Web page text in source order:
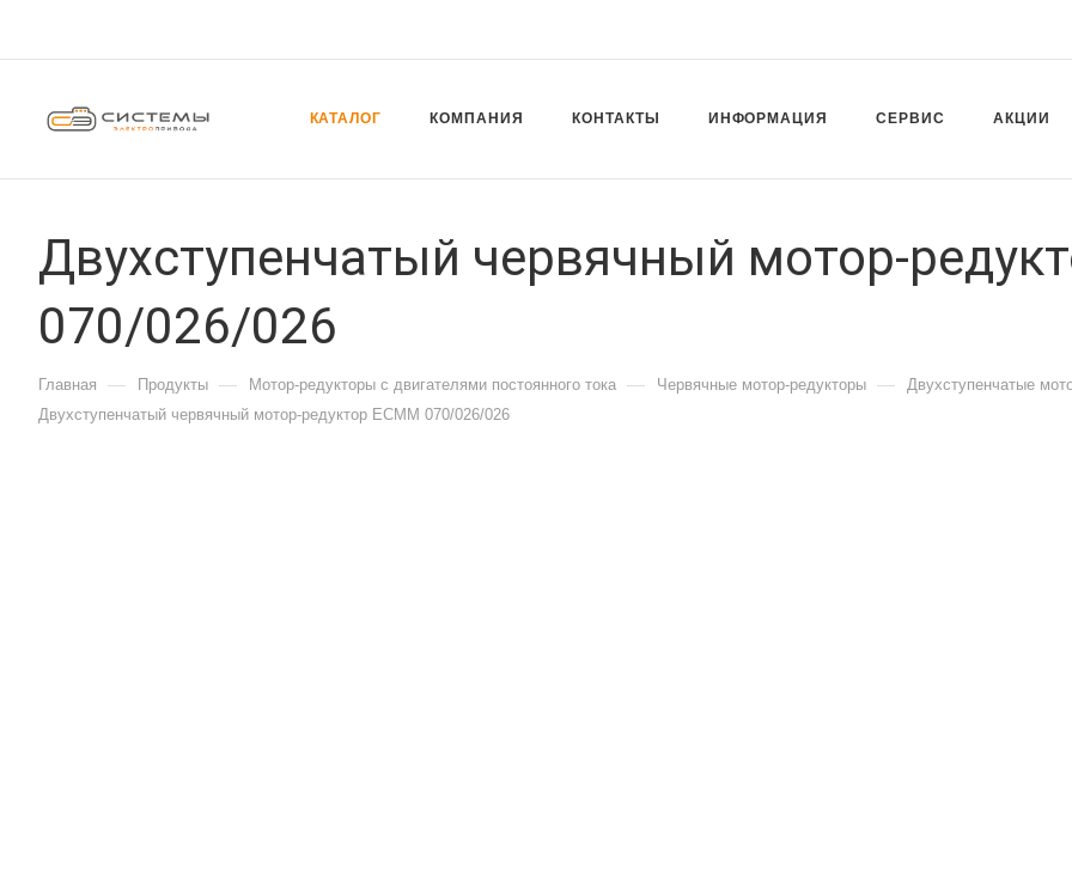
КАТАЛОГ КОМПАНИЯ КОНТАКТЫ ИНФОРМАЦИЯ СЕРВИС АКЦИИ
Двухступенчатый червячный мотор-
070/026/026
Главная — Продукты — Мотор-редукторы с двигателями постоянного тока — Червячные мотор-редукторы — Двухступенчатые
Двухступенчатый червячный мотор-редуктор ECMM 070/026/026